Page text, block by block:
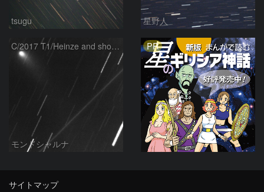
tsugu 星野人
C/2017 T1/Heinze and shooting star
モンドシャルナ
PR
サイトマップ